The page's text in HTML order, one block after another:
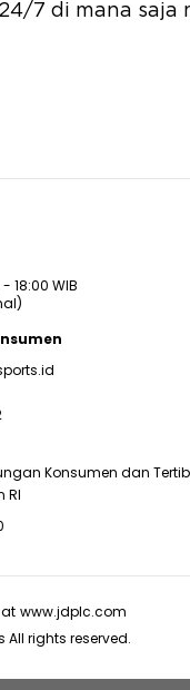
7 di mana
18:00 WIB
Konsumen dan
RI
www.jdplc.com
All rights reserved.